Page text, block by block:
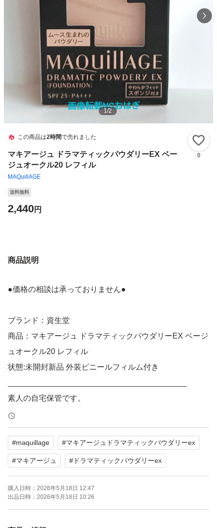
1/2
この商品は2時間で売れました
マキアージュ ドラマティックパウダリーEX ベー
ジュオークル20 レフィル
MAQuillAGE
0
送料無料
2,440円
商品説明
●価格の相談は承っておりません●
ブランド：資生堂
商品：マキアージュ ドラマティックパウダリーEX ベージ
ュオークル20 レフィル
状態:未開封新品 外装ビニールフィルム付き
素人の自宅保管です。
お店で買うレベルの新品とは異なります。
保管感のあるものもございますので、
神経質な方はご遠慮願います。
_________________________________________
マキアージュ ドラマティックパウダリー EX ベージュオ
ークル20 レフィル
#maquillage #マキアージュドラマティックパウダリーex
#マキアージュ # ドラマティックパウダリーex
購入日時： 2026年5月18日 12:47
出品日時： 2026年5月18日 10:26